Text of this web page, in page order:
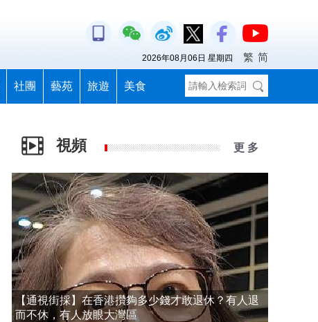
社團 藝苑 旅遊 美食
2026年08月06日 星期四 繁 简
視頻 更 多
【通視街採】在香港攢夠多少錢才敢退休？有人退
而不休，有人放眼大灣區